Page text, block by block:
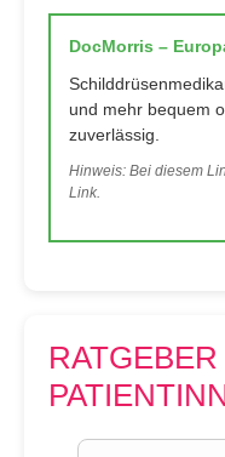
DocMorris –
und mehr bequem
zuverlässig.
Hinweis: Bei diesem
Link.